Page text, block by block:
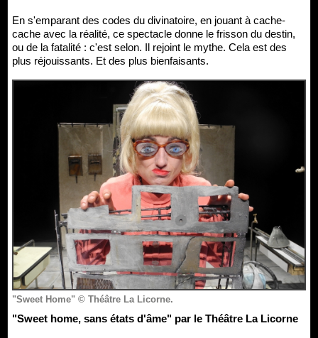
En s'emparant des codes du divinatoire, en jouant à cache-
cache avec la réalité, ce spectacle donne le frisson du destin,
ou de la fatalité : c'est selon. Il rejoint le mythe. Cela est des
plus réjouissants. Et des plus bienfaisants.
"Sweet Home" © Théâtre La Licorne.
"Sweet home, sans états d'âme" par le Théâtre La Licorne